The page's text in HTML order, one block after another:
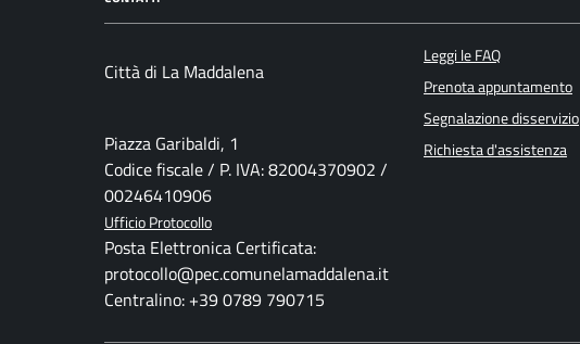
Città di La Maddalena
Piazza Garibaldi, 1
Codice fiscale / P. IVA: 82004370902 /
00246410906
Ufficio Protocollo
Posta Elettronica Certificata:
protocollo@pec.comunelamaddalena.it
Centralino: +39 0789 790715
Leggi le FAQ
Prenota appuntamento
Segnalazione disservizio
Richiesta d'assistenza